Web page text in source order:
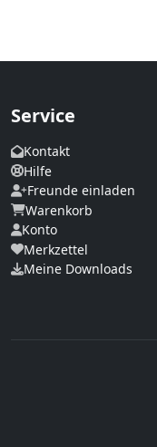
Service
Kontakt
Hilfe
Freunde einladen
Warenkorb
Konto
Merkzettel
Meine Downloads